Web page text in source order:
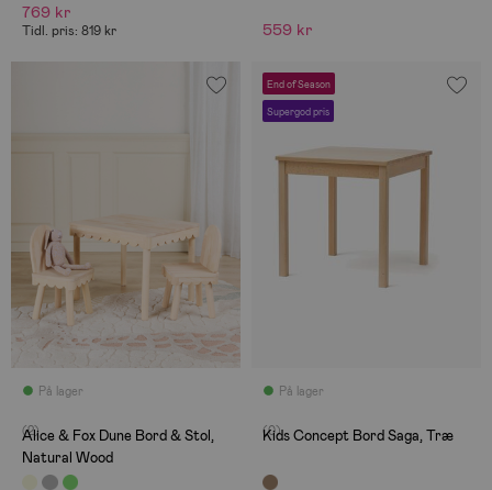
769 kr
Tidl. pris: 819 kr 559 kr
På lager
(2)
Alice & Fox Dune Bord & Stol,
Natural Wood
End of Season
Supergod pris
På lager
(0)
Kids Concept Bord Saga, Træ